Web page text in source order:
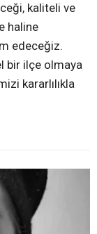
kaliteli ve
haline
edeceğiz.
bir ilçe olmaya
kararlılıkla